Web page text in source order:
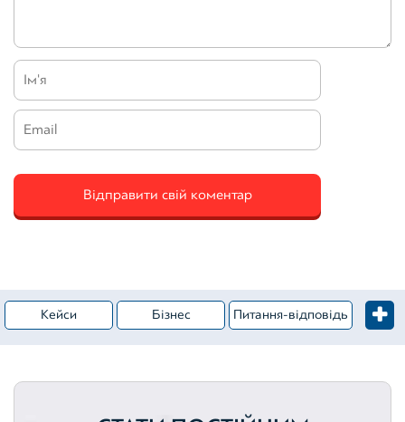
Кейси Бізнес Питання-відповідь